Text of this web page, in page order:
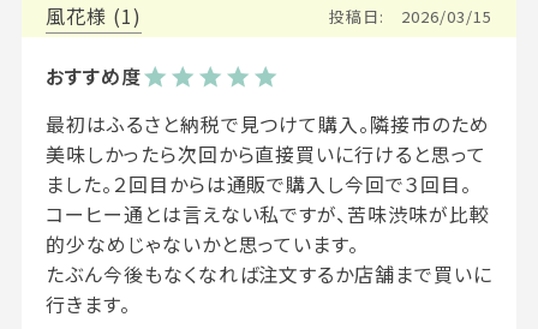
風花 1 投稿日 2026/03/15
最初はふるさと納税で見つけて購入。隣接市のため
美味しかったら次回から直接買いに行けると思って
ました。２回目からは通販で購入し今回で３回目。
コーヒー通とは言えない私ですが、苦味渋味が比較
的少なめじゃないかと思っています。
たぶん今後もなくなれば注文するか店舗まで買いに
行きます。